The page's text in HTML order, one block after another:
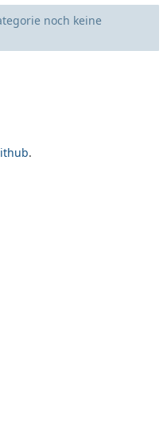
noch keine
.